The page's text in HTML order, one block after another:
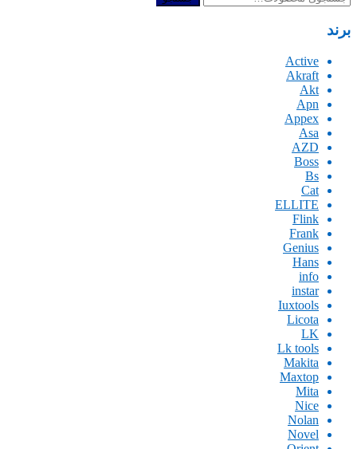
برند
Active
Akraft
Akt
Apn
Appex
Asa
AZD
Boss
Bs
Cat
ELLITE
Flink
Frank
Genius
Hans
info
instar
Iuxtools
Licota
LK
Lk tools
Makita
Maxtop
Mita
Nice
Nolan
Novel